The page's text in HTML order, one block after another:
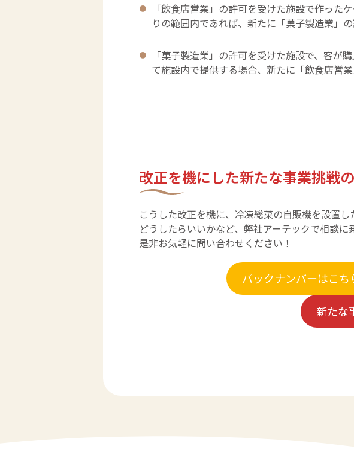
「飲食店営業」の許可を受けた施設で作った
りの範囲内であれば、新たに「菓子製造業」の
「菓子製造業」の許可を受けた施設で、客が
て施設内で提供する場合、新たに「飲食店営業
改正を機にした新たな事業挑戦
こうした改正を機に、冷凍総菜の自販機を設置
どうしたらいいかなど、弊社アーテックで相談に
是非お気軽に問い合わせください！
バックナンバーはこち
新たな